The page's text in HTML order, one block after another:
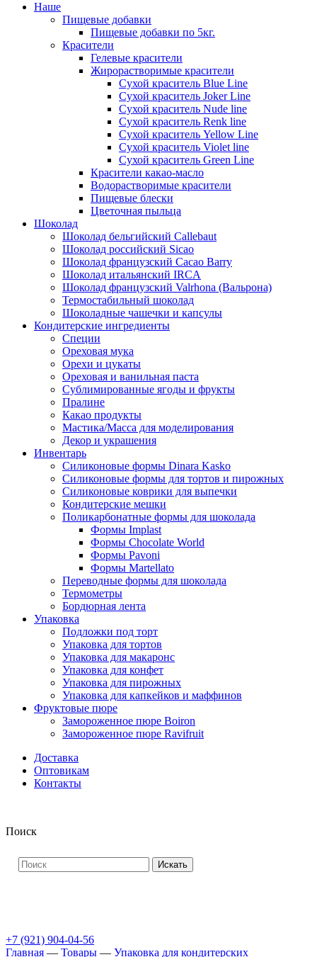
Наше
Пищевые добавки
Пищевые добавки по 5кг.
Красители
Гелевые красители
Жирорастворимые красители
Сухой краситель Blue Line
Сухой краситель Joker Line
Сухой краситель Nude line
Сухой краситель Renk line
Сухой краситель Yellow Line
Сухой краситель Violet line
Сухой краситель Green Line
Красители какао-масло
Водорастворимые красители
Пищевые блески
Цветочная пыльца
Шоколад
Шоколад бельгийский Callebaut
Шоколад российский Sicao
Шоколад французский Cacao Barry
Шоколад итальянский IRCA
Шоколад французский Valrhona (Вальрона)
Термостабильный шоколад
Шоколадные чашечки и капсулы
Кондитерские ингредиенты
Специи
Ореховая мука
Орехи и цукаты
Ореховая и ванильная паста
Сублимированные ягоды и фрукты
Пралине
Какао продукты
Мастика/Масса для моделирования
Декор и украшения
Инвентарь
Силиконовые формы Dinara Kasko
Силиконовые формы для тортов и пирожных
Силиконовые коврики для выпечки
Кондитерские мешки
Поликарбонатные формы для шоколада
Формы Implast
Формы Chocolate World
Формы Pavoni
Формы Martellato
Переводные формы для шоколада
Термометры
Бордюрная лента
Упаковка
Подложки под торт
Упаковка для тортов
Упаковка для макаронс
Упаковка для конфет
Упаковка для пирожных
Упаковка для капкейков и маффинов
Фруктовые пюре
Замороженное пюре Boiron
Замороженное пюре Ravifruit
Доставка
Оптовикам
Контакты
Поиск
Искать
+7 (921) 904-04-56
Главная — Товары — Упаковка для кондитерских